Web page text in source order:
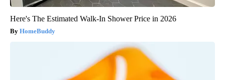
Here's The Estimated Walk-In Shower Price in 2026
HomeBuddy